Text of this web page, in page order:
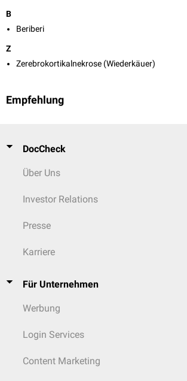
B
Beriberi
Z
Zerebrokortikalnekrose (Wiederkäuer)
Empfehlung
DocCheck
Über Uns
Investor Relations
Presse
Karriere
Für Unternehmen
Werbung
Login Services
Content Marketing